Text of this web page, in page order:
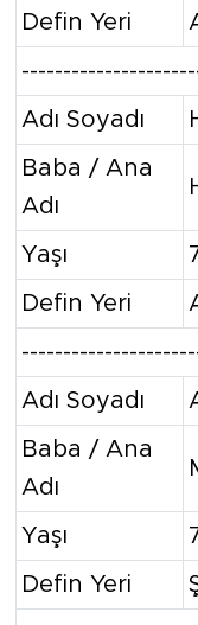
Defin Yeri
Adı Soyadı
Baba / Ana
Adı
Yaşı
Defin Yeri
Adı Soyadı
Baba / Ana
Adı
Yaşı
Defin Yeri